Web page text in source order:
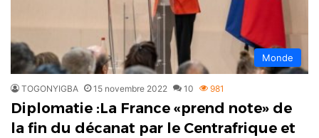
Monde
TOGONYIGBA 15 novembre 2022 10 981
Diplomatie :La France «prend note» de
la fin du décanat par le Centrafrique et